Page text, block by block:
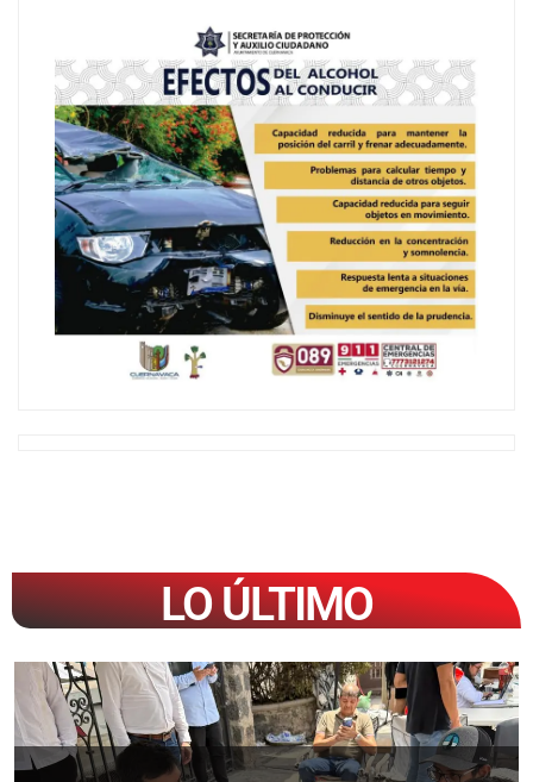
LO ÚLTIMO